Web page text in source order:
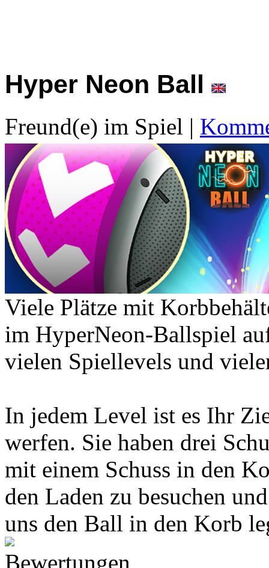
Hyper Neon Ball
Freund(e) im Spiel |
Viele Plätze mit
im HyperNeon-Ballspiel
vielen Spiellevels und
In jedem Level ist es Ihr
werfen. Sie haben drei
mit einem Schuss in den
den Laden zu besuchen
uns den Ball in den Korb
Bewertungen